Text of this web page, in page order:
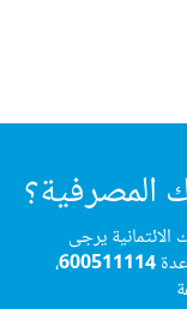
المصرفية؟
يرجى
600511114،